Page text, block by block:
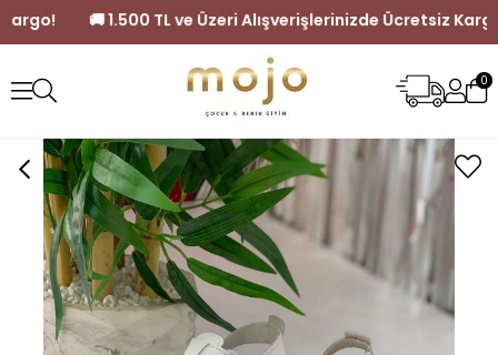
Kargo! 🚚 1.500 TL ve Üzeri Alışverişlerinizde
0